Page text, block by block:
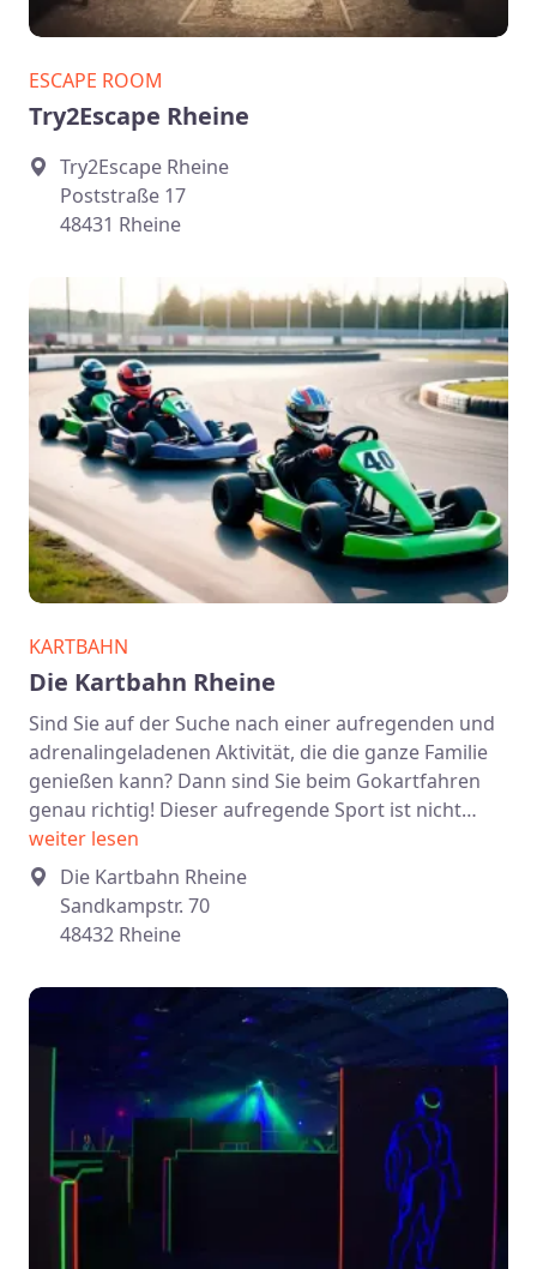
ESCAPE ROOM
Try2Escape Rheine
Try2Escape Rheine
Poststraße 17
48431 Rheine
KARTBAHN
Die Kartbahn Rheine
Sind Sie auf der Suche nach einer aufregenden und
adrenalingeladenen Aktivität, die die ganze Familie
genießen kann? Dann sind Sie beim Gokartfahren
genau richtig! Dieser aufregende Sport ist nicht…
weiter lesen
Die Kartbahn Rheine
Sandkampstr. 70
48432 Rheine